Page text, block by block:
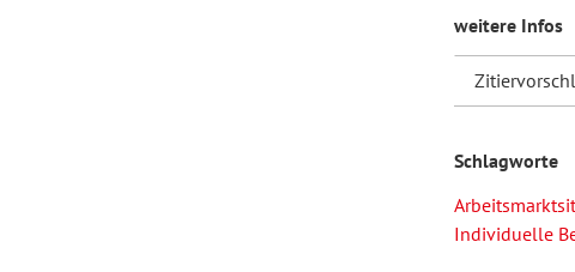
weitere Infos
Schlagworte
Individuelle